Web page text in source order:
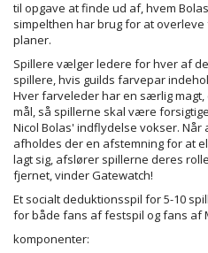
til opgave at finde ud af, hvem
simpelthen har brug for at overleve
planer.
Spillere vælger ledere for hver af
spillere, hvis guilds farvepar
Hver farveleder har en særlig
mål, så spillerne skal være
Nicol Bolas' indflydelse vokser.
afholdes der en afstemning for at
lagt sig, afslører spillerne deres
fjernet, vinder Gatewatch!
Et socialt deduktionsspil for 5-10
for både fans af festspil og fans af
komponenter: